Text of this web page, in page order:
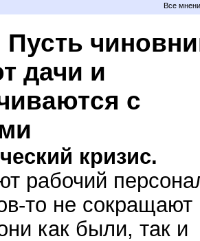
Все
Пусть
дачи и
с
кризис.
рабочий
то не сокращают
как были, так и